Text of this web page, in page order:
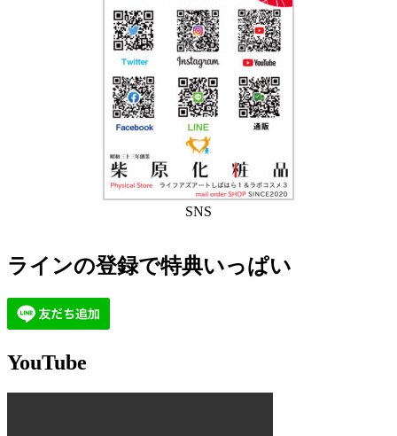
SNS
ラインの登録で特典いっぱい
YouTube